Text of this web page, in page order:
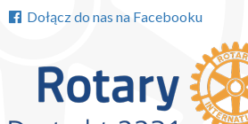
Dołącz do nas na Facebooku